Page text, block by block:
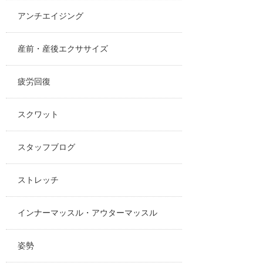
アンチエイジング
産前・産後エクササイズ
疲労回復
スクワット
スタッフブログ
ストレッチ
インナーマッスル・アウターマッスル
姿勢